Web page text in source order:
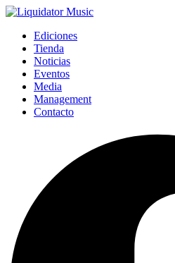
Ediciones
Tienda
Noticias
Eventos
Media
Management
Contacto